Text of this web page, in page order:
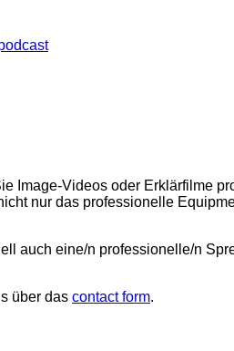
Image-Videos oder Erklärfilme
nur das professionelle
auch eine/n professionelle/n
über das contact form.